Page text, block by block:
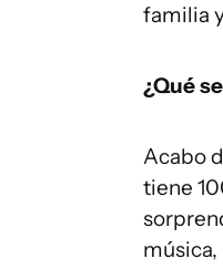
familia
¿Qué
Acabo
tiene